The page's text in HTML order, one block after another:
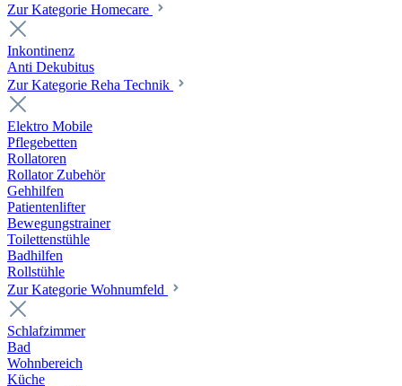
Zur Kategorie Homecare
Inkontinenz
Anti Dekubitus
Zur Kategorie Reha Technik
Elektro Mobile
Pflegebetten
Rollatoren
Rollator Zubehör
Gehhilfen
Patientenlifter
Bewegungstrainer
Toilettenstühle
Badhilfen
Rollstühle
Zur Kategorie Wohnumfeld
Schlafzimmer
Bad
Wohnbereich
Küche